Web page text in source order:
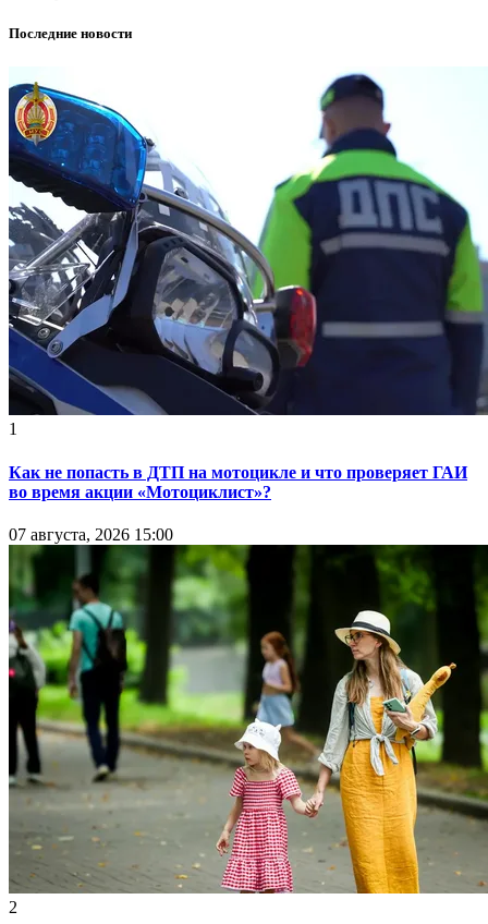
Последние новости
1
Как не попасть в ДТП на мотоцикле и что проверяет ГАИ
во время акции «Мотоциклист»?
07 августа, 2026 15:00
2